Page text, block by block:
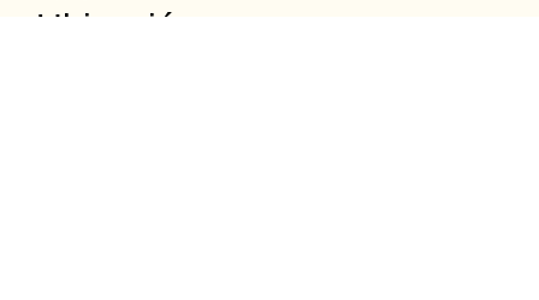
Ubicación